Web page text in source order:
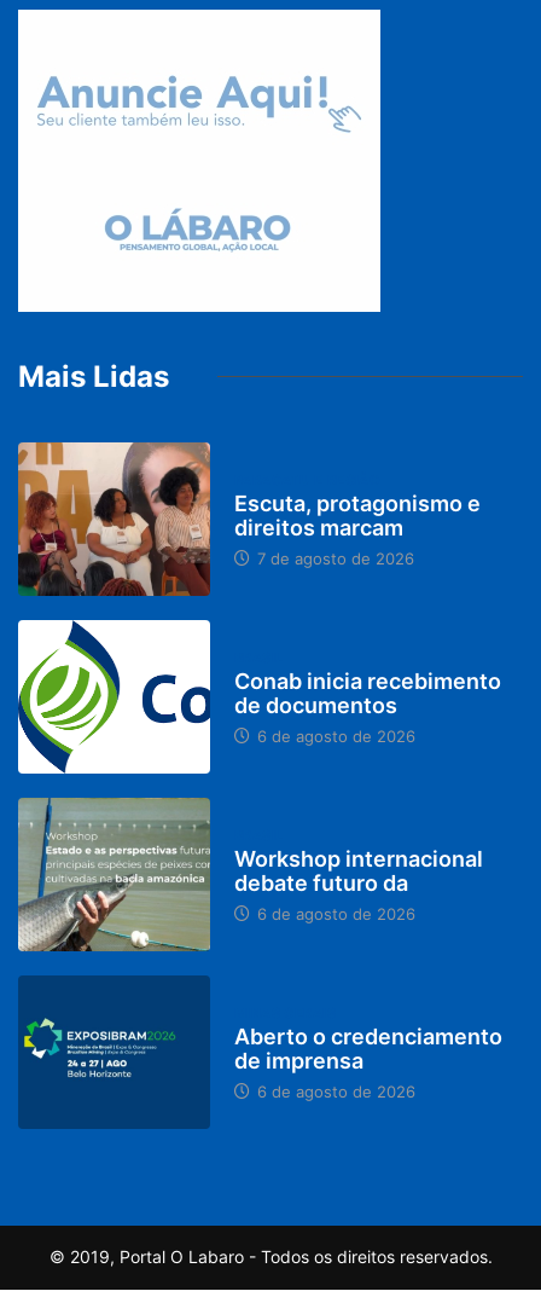
Mais Lidas
Escuta, protagonismo e
direitos marcam
7 de agosto de 2026
Conab inicia recebimento
de documentos
6 de agosto de 2026
Workshop internacional
debate futuro da
6 de agosto de 2026
Aberto o credenciamento
de imprensa
6 de agosto de 2026
© 2019, Portal O Labaro - Todos os direitos reservados.